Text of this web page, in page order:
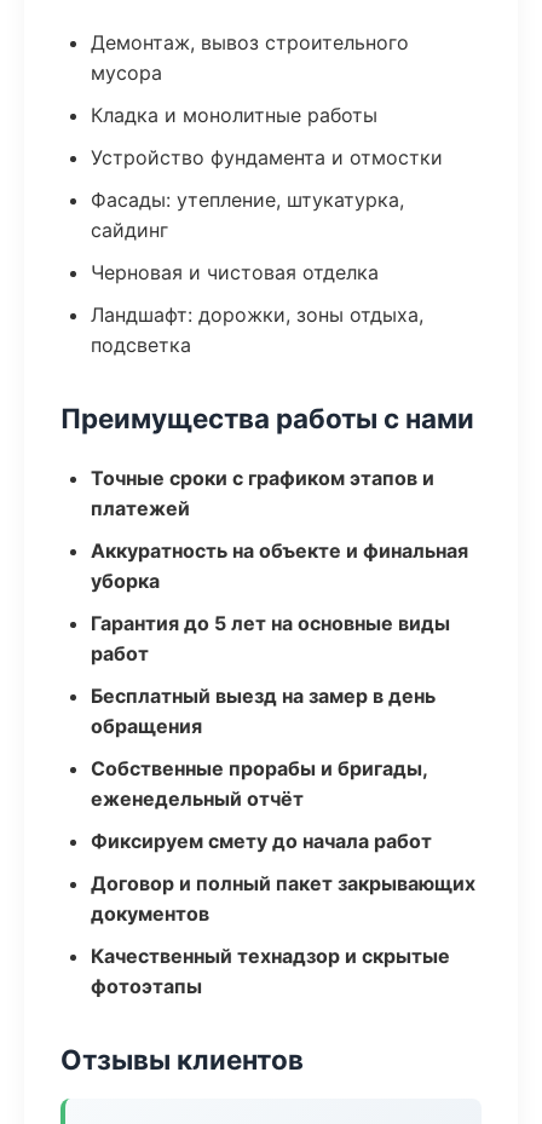
Демонтаж, вывоз строительного
мусора
Кладка и монолитные работы
Устройство фундамента и отмостки
Фасады: утепление, штукатурка,
сайдинг
Черновая и чистовая отделка
Ландшафт: дорожки, зоны отдыха,
подсветка
Преимущества работы с нами
Точные сроки с графиком этапов и
платежей
Аккуратность на объекте и финальная
уборка
Гарантия до 5 лет на основные виды
работ
Бесплатный выезд на замер в день
обращения
Собственные прорабы и бригады,
еженедельный отчёт
Фиксируем смету до начала работ
Договор и полный пакет закрывающих
документов
Качественный технадзор и скрытые
фотоэтапы
Отзывы клиентов